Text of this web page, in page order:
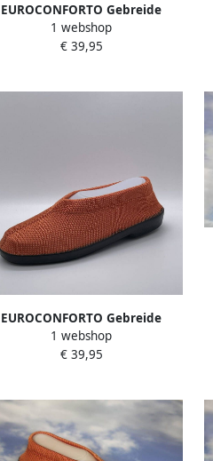
EUROCONFORTO Gebreide
Portugese Schoen Olive Gold
Instappers Pantoffel
1 webshop
€ 39,95
EUROCONFORTO Gebreide
Schoen Oranje Willem
Instappers Pantoffel
1 webshop
€ 39,95